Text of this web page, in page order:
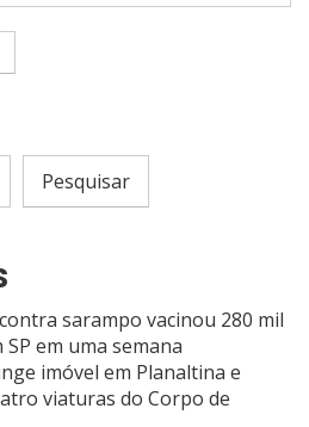
Pesquisar
sarampo vacinou 280 mil
SP em uma semana
imóvel em Planaltina e
viaturas do Corpo de